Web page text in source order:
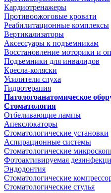
Кардиотренажеры
Противоожоговые кровати
Реабилитационные комплексы
Вертикализаторы
Аксессуары к подъемникам
Восстановление моторики и
Подъемники для инвалидов
Кресла-коляски
Усилители слуха
Гидротерапия
Патологоанатомическое
Стоматология
Отбеливающие лампы
Апекслокаторы
Стоматологические установки
Аспирационные системы
Стоматологические
Фотоактивируемая
Эндодонтия
Стоматологические
Стоматологические стулья